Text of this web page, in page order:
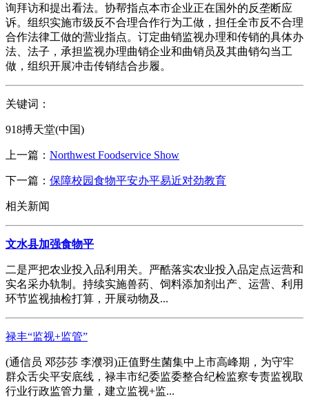
询拜访和提出看法。协帮指点本市企业正在国外的反垄断应
诉。组织实施市级反不合理合作行为工做，担任全市反不合理
合作法律工做的营业指点。订定曲销监视办理和传销的具体办
法、法子，承担监视办理曲销企业和曲销员及其曲销勾当工
做，组织开展冲击传销结合步履。
关键词：
918搏天堂(中国)
上一篇： Northwest Foodservice Show
下一篇： 保障校园食物平安办平易近对劲教育
相关新闻
文水县加强食物平
二是严把农业投入品利用关。严酷落实农业投入品定点运营和
实名采办轨制。持续实施兽药、饲料添加剂出产、运营、利用
环节监视抽检打算，开展动物及...
禄丰“监视+监管”
(通信员 邓莎莎 李濮羽)正值野生菌集中上市高峰期，为守牢
群众舌尖平安底线，禄丰市纪委监委整合纪检监察专责监视取
行业行政监管力量，建立监视+监...